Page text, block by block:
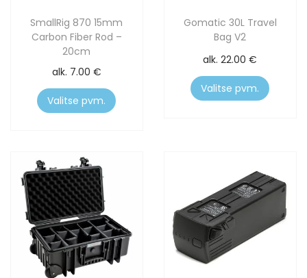
SmallRig 870 15mm
Carbon Fiber Rod –
20cm
alk. 7.00 €
Valitse pvm.
Gomatic 30L Travel
Bag V2
alk.22.00€
Valitse pvm.